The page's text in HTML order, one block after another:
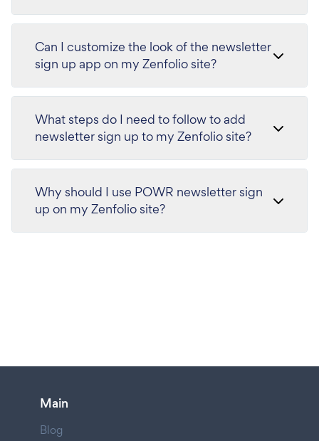
Can I customize the look of the newsletter
sign up app on my Zenfolio site?
What steps do I need to follow to add
newsletter sign up to my Zenfolio site?
Why should I use POWR newsletter sign
up on my Zenfolio site?
Main
Blog